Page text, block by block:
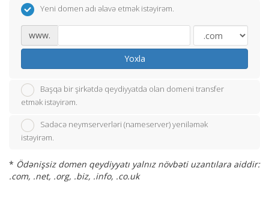
Yeni domen adı əlavə etmək istəyirəm.
www.
Yoxla
Başqa bir şirkətdə qeydiyyatda olan domeni transfer
etmək istəyirəm.
Sadəcə neymserverləri (nameserver) yeniləmək
istəyirəm.
* Ödənişsiz domen qeydiyyatı yalnız növbəti uzantılara aiddir:
.com, .net, .org, .biz, .info, .co.uk